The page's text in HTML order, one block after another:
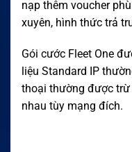
nạp thêm voucher
xuyên, hình thức trả
Gói cước Fleet One
liệu Standard IP
thoại thường được
nhau tùy mạng đích.